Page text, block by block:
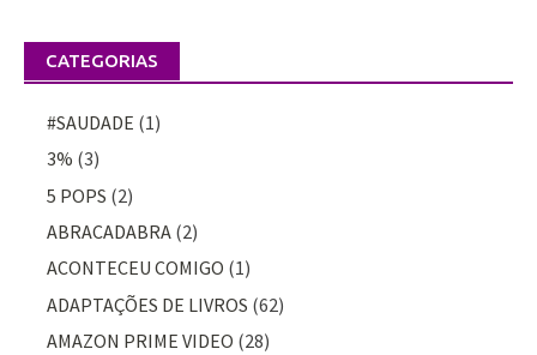
CATEGORIAS
#SAUDADE (1)
3% (3)
5 POPS (2)
ABRACADABRA (2)
ACONTECEU COMIGO (1)
ADAPTAÇÕES DE LIVROS (62)
AMAZON PRIME VIDEO (28)